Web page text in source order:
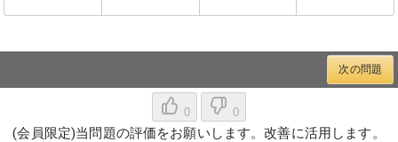
次の問題
0 0
(会員限定)当問題の評価をお願いします。改善に活用します。